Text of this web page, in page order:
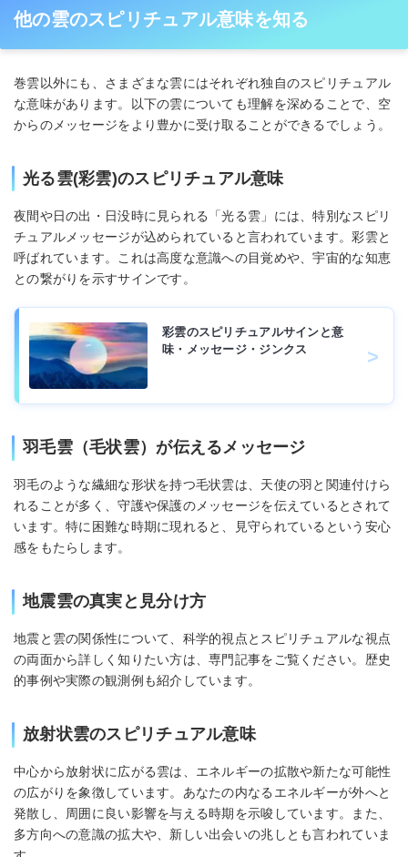
他の雲のスピリチュアル意味を知る
巻雲以外にも、さまざまな雲にはそれぞれ独自のスピリチュアル
な意味があります。以下の雲についても理解を深めることで、空
からのメッセージをより豊かに受け取ることができるでしょう。
光る雲(彩雲)のスピリチュアル意味
夜間や日の出・日没時に見られる「光る雲」には、特別なスピリ
チュアルメッセージが込められていると言われています。彩雲と
呼ばれています。これは高度な意識への目覚めや、宇宙的な知恵
との繋がりを示すサインです。
彩雲のスピリチュアルサインと意
味・メッセージ・ジンクス
羽毛雲（毛状雲）が伝えるメッセージ
羽毛のような繊細な形状を持つ毛状雲は、天使の羽と関連付けら
れることが多く、守護や保護のメッセージを伝えているとされて
います。特に困難な時期に現れると、見守られているという安心
感をもたらします。
地震雲の真実と見分け方
地震と雲の関係性について、科学的視点とスピリチュアルな視点
の両面から詳しく知りたい方は、専門記事をご覧ください。歴史
的事例や実際の観測例も紹介しています。
放射状雲のスピリチュアル意味
中心から放射状に広がる雲は、エネルギーの拡散や新たな可能性
の広がりを象徴しています。あなたの内なるエネルギーが外へと
発散し、周囲に良い影響を与える時期を示唆しています。また、
多方向への意識の拡大や、新しい出会いの兆しとも言われていま